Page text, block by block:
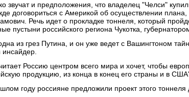
звучат и предположения, что владелец "Челси"
договориться с Америкой об осуществлении
Речь идет о прокладке тоннеля, который
пустыни российского региона Чукотка,
из грез Путина, и он уже ведет с Вашингтоном
инсайдер.
Россию центром всего мира и хочет, чтобы
продукцию, из конца в конец его страны и в
году россияне предложили проект этого